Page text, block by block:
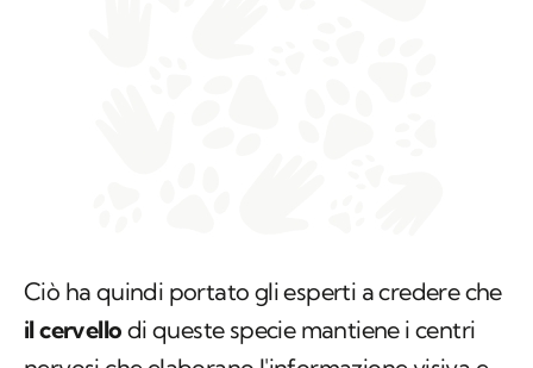
Ciò ha quindi portato gli esperti a credere che
il cervello di queste specie mantiene i centri